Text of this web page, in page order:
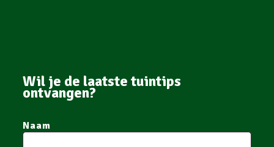
Wil je de laatste tuintips
ontvangen?
Naam